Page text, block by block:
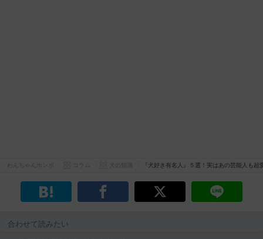
『犬好き有名人』５選！実はあの芸能人も超
合わせて読みたい